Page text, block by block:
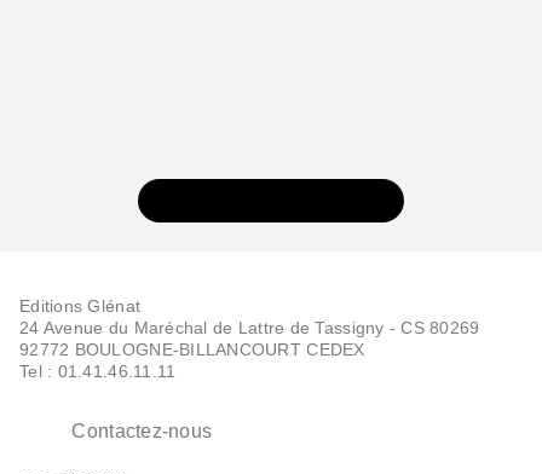
Editions Glénat
24 Avenue du Maréchal de Lattre de Tassigny - CS 80269
92772 BOULOGNE-BILLANCOURT CEDEX
Tel : 01.41.46.11.11
Contactez-nous